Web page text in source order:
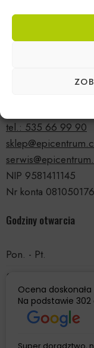
Epicentrum Gdynia
Michał Domański
tel.: 535 66 99 90
NIP 9581411145
Nr konta
Godziny otwarcia
Pon. - Pt.
Sobota
Niedziela
Ocena doskonała
Na podstawie 302
Super doradztwo,